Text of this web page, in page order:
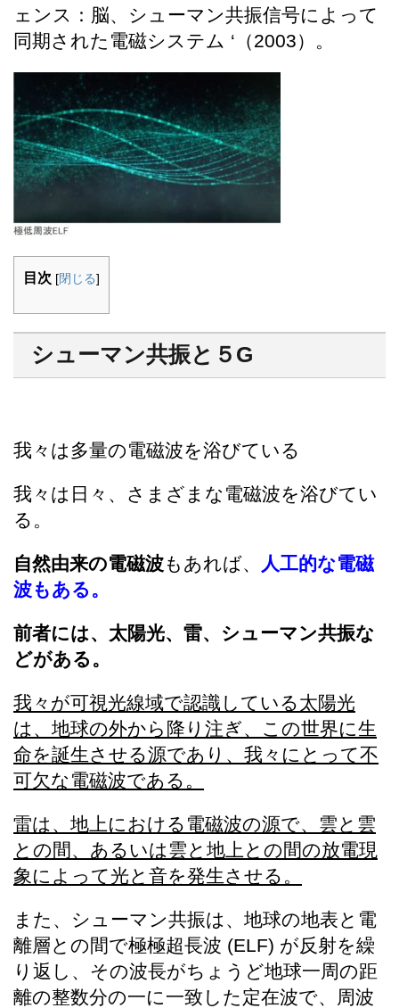
ェンス：脳、シューマン共振信号によって
同期された電磁システム ‘（2003）。
目次 [閉じる]
シューマン共振と５G
我々は多量の電磁波を浴びている
我々は日々、さまざまな電磁波を浴びてい
る。
自然由来の電磁波もあれば、
人工的な電磁
波もある。
前者には、太陽光、雷、シューマン共振な
どがある。
我々が可視光線域で認識している太陽光
は、地球の外から降り注ぎ、この世界に生
命を誕生させる源であり、我々にとって不
可欠な電磁波である。
雷は、地上における電磁波の源で、雲と雲
との間、あるいは雲と地上との間の放電現
象によって光と音を発生させる。
また、シューマン共振は、地球の地表と電
離層との間で極極超長波 (ELF) が反射を繰
り返し、その波長がちょうど地球一周の距
離の整数分の一に一致した定在波で、周波